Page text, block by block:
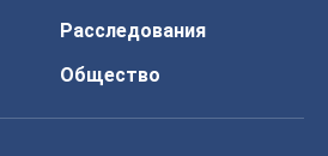
Расследования
Общество